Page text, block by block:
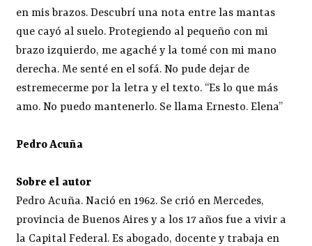
en mis brazos. Descubrí una nota entre las mantas
que cayó al suelo. Protegiendo al pequeño con mi
brazo izquierdo, me agaché y la tomé con mi mano
derecha. Me senté en el sofá. No pude dejar de
estremecerme por la letra y el texto. “Es lo que más
amo. No puedo mantenerlo. Se llama Ernesto. Elena”
Pedro Acuña
Sobre el autor
Pedro Acuña. Nació en 1962. Se crió en Mercedes,
provincia de Buenos Aires y a los 17 años fue a vivir a
la Capital Federal. Es abogado, docente y trabaja en